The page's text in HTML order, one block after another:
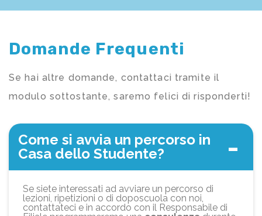
Domande Frequenti
Se hai altre domande, contattaci tramite il
modulo sottostante, saremo felici di risponderti!
Come si avvia un percorso in
Casa dello Studente?
Se siete interessati ad avviare un percorso di
lezioni, ripetizioni o di doposcuola con noi,
contattateci e in accordo con il Responsabile di